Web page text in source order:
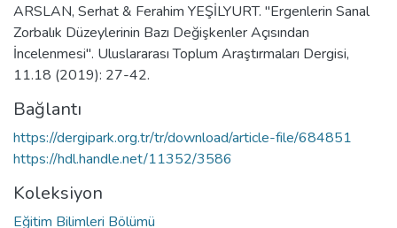
ARSLAN, Serhat & Ferahim YEŞİLYURT. "Ergenlerin Sanal
Zorbalık Düzeylerinin Bazı Değişkenler Açısından
İncelenmesi". Uluslararası Toplum Araştırmaları Dergisi,
11.18 (2019): 27-42.
Bağlantı
https://dergipark.org.tr/tr/download/article-file/684851
https://hdl.handle.net/11352/3586
Koleksiyon
Eğitim Bilimleri Bölümü